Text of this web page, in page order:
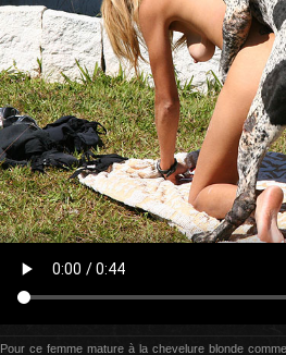
Pour ce femme mature à la chevelure blonde